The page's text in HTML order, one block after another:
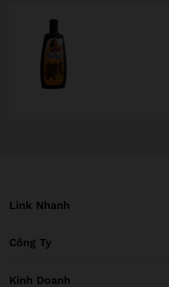
Link Nhanh
Công Ty
Kinh Doanh